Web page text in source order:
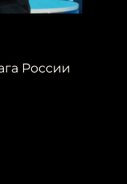
России